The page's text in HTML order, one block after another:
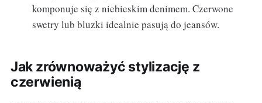
komponuje się z niebieskim denimem. Czerwone
swetry lub bluzki idealnie pasują do jeansów.
Jak zrównoważyć stylizację z
czerwienią